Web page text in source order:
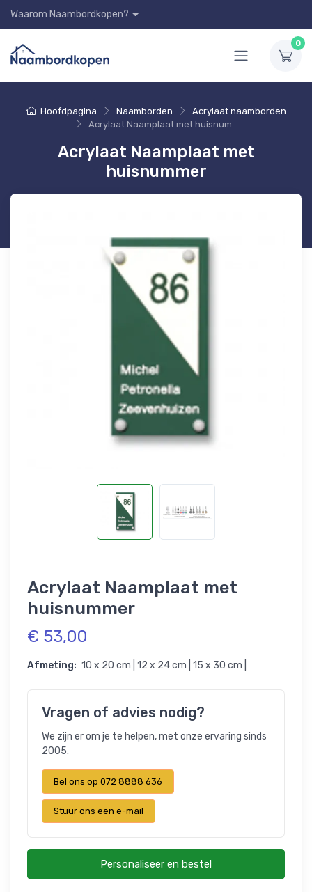
Waarom Naambordkopen?
0
Hoofdpagina Naamborden
Acrylaat naamborden
Acrylaat Naamplaat met huisnummer
Acrylaat Naamplaat met
huisnummer
Acrylaat Naamplaat met
huisnummer
€ 53,00
Afmeting: 10 x 20 cm | 12 x 24 cm | 15 x 30 cm |
Vragen of advies nodig?
We zijn er om je te helpen, met onze ervaring sinds
2005.
Bel ons op 072 8888 636
Stuur ons een e-mail
Personaliseer en bestel